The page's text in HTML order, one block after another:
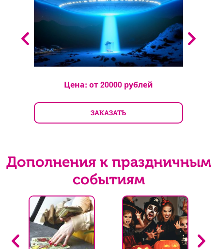
Цена: от20000рублей
ЗАКАЗАТЬ
Дополнения к праздничным
событиям